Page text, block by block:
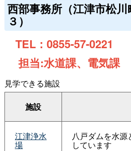
西部事務所（江津市松川
３）
TEL：0855-57-0221
担当:水道課、電気課
見学できる施設
施設
江津浄水
場
八戸ダムを水
しています